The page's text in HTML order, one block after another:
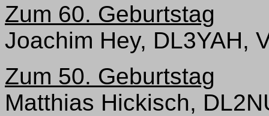
Zum 60. Geburtstag
Joachim Hey, DL3YAH,
Zum 50. Geburtstag
Matthias Hickisch,